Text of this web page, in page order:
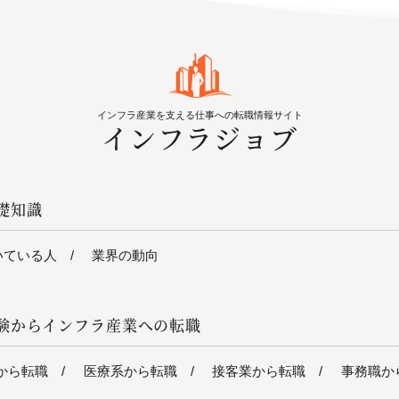
インフラ産業を支える仕事への転職情報サイト
インフラジョブ
知識
いる人 業界の動向
からインフラ産業への転職
ら転職 医療系から転職 接客業から転職 事務職か